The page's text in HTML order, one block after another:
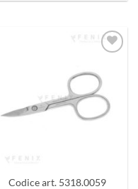
preferiti
Codice art. 5318.0059